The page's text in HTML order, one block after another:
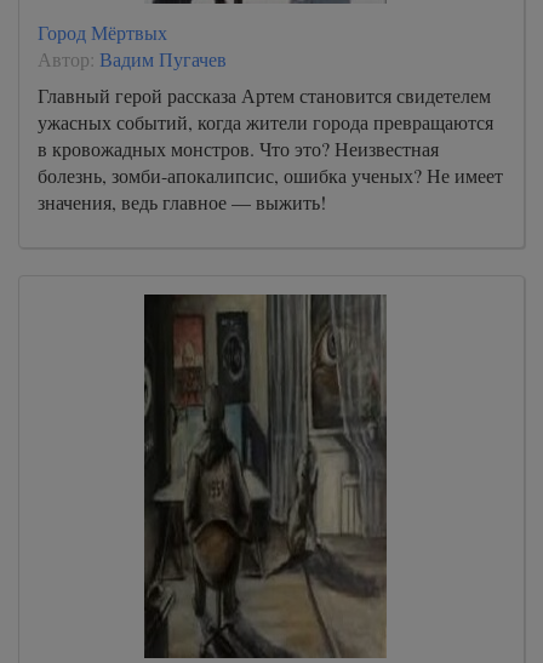
Город Мёртвых
Автор: Вадим Пугачев
Главный герой рассказа Артем становится свидетелем
ужасных событий, когда жители города превращаются
в кровожадных монстров. Что это? Неизвестная
болезнь, зомби-апокалипсис, ошибка ученых? Не имеет
значения, ведь главное — выжить!